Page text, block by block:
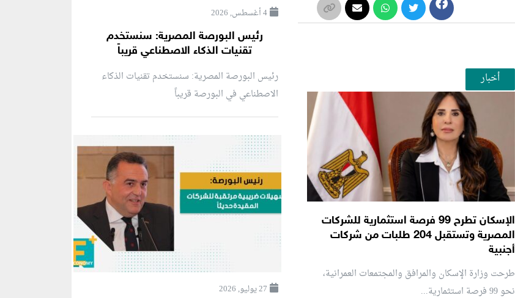
أخبار
الإسكان تطرح 99 فرصة استثمارية للشركات
المصرية وتستقبل 204 طلبات من شركات
أجنبية
طرحت وزارة الإسكان والمرافق والمجتمعات العمرانية،
نحو 99 فرصة استثمارية...
4 أغسطس, 2026
رئيس البورصة المصرية: سنستخدم
تقنيات الذكاء الاصطناعي قريباً
رئيس البورصة المصرية: سنستخدم تقنيات الذكاء
الاصطناعي في البورصة قريباً
27 يوليو, 2026